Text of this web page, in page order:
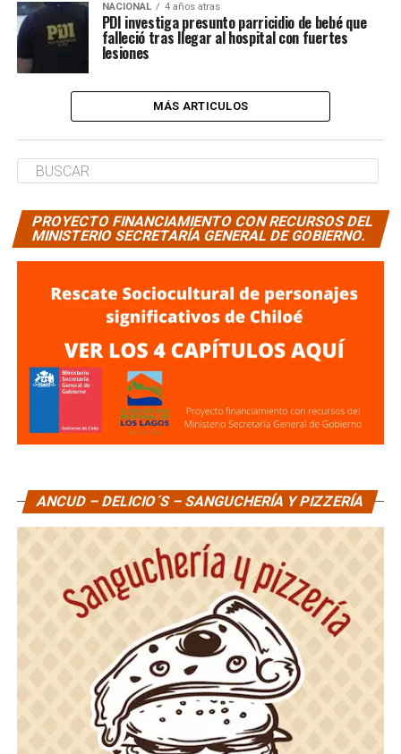
NACIONAL 4 años atras
PDI investiga presunto parricidio de bebé que
falleció tras llegar al hospital con fuertes
lesiones
MÁS ARTICULOS
PROYECTO FINANCIAMIENTO CON RECURSOS DEL
MINISTERIO SECRETARÍA GENERAL DE GOBIERNO.
ANCUD – DELICIO´S – SANGUCHERÍA Y PIZZERÍA